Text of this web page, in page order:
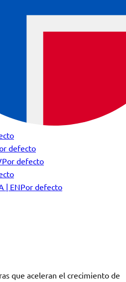
defecto
Por defecto
| ENPor defecto
que aceleran el crecimiento de